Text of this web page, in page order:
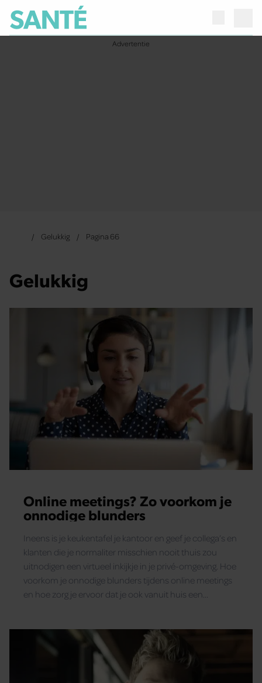
Gelukkig Pagina 66
Gelukkig
Online meetings? Zo voorkom je
onnodige blunders
Ineens is je keukentafel je kantoor en geef je collega’s en
klanten die je normaliter misschien nooit thuis zou
uitnodigen een virtueel inkijkje in je privé-omgeving. Hoe
voorkom je onnodige blunders tijdens online meetings
en hoe zorg je ervoor dat je ook vanuit huis een